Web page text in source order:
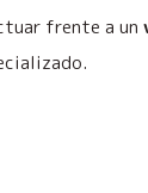
frente a un